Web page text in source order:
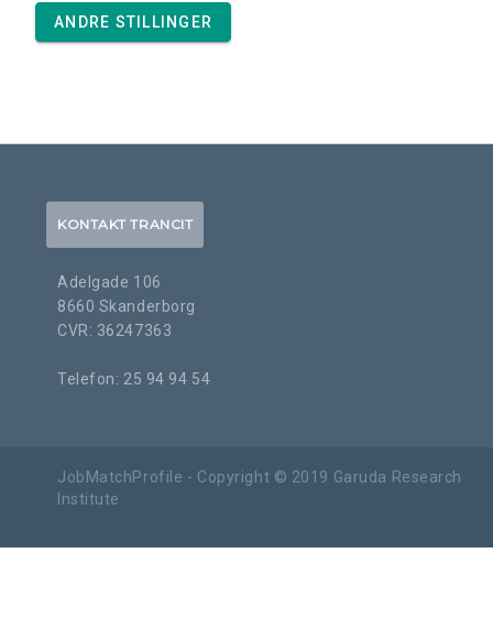
ANDRE STILLINGER
KONTAKT TRANCIT
Adelgade 106
8660 Skanderborg
CVR: 36247363
Telefon: 25 94 94 54
JobMatchProfile - Copyright © 2019 Garuda Research
Institute